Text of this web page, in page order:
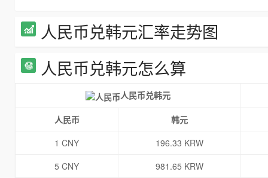
人民币兑韩元汇率走势图
人民币兑韩元怎么算
人民币兑韩元
人民币
韩元
1 CNY
196.33 KRW
5 CNY
981.65 KRW